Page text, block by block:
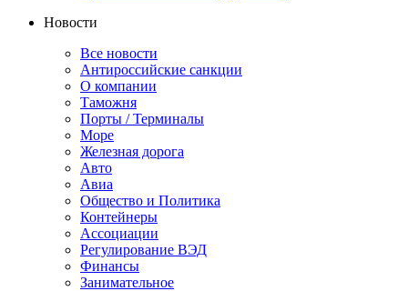
Новости
Все новости
Антироссийские санкции
О компании
Таможня
Порты / Терминалы
Море
Железная дорога
Авто
Авиа
Общество и Политика
Контейнеры
Ассоциации
Регулирование ВЭД
Финансы
Занимательное